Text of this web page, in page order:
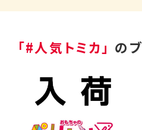
「#人気トミカ」 の